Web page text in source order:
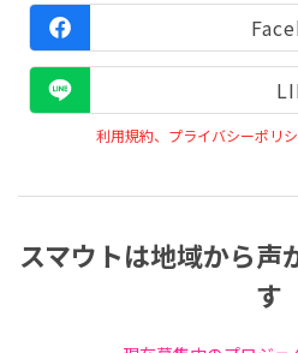
利用規約、プライバシーポリ
スマウトは地域から声
す